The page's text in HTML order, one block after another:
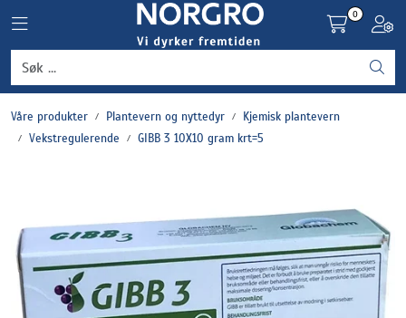
Toggle navigation
0
Våre produkter Plantevern og nyttedyr
Kjemisk plantevern
Vekstregulerende
GIBB 3 10X10 gram krt=5
Grønnsaker
Settepotet og setteløk
Plantevern og nyttedyr
Blomster, potter og brett